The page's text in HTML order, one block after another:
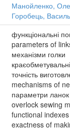
Манойленко,
Горобець,
функціональні
parameters of
механізми голки
точність
mechanisms of
параметри ланок
overlock sewing
functional
exactness of